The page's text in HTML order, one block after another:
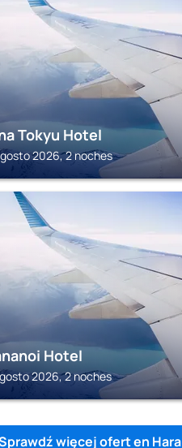
Tokyu Hotel
2026, 2 noches
Hotel
2026, 2 noches
więcej ofert en Hara